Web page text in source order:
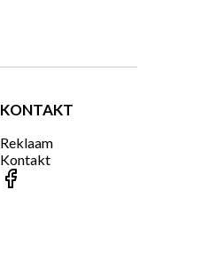
KONTAKT
Reklaam
Kontakt